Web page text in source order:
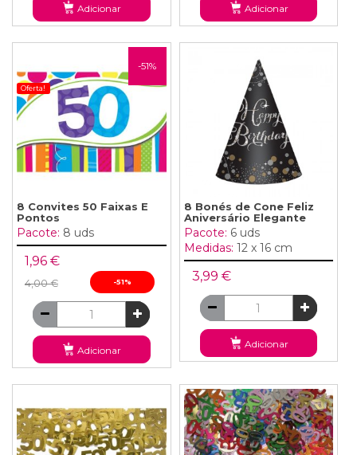
Adicionar Adicionar
-51%
Oferta!
8 Convites 50 Faixas E
Pontos
Pacote: 8 uds
1,96 €
4,00 € -51%
Adicionar
8 Bonés de Cone Feliz
Aniversário Elegante
Pacote: 6 uds
Medidas: 12 x 16 cm
3,99 €
Adicionar